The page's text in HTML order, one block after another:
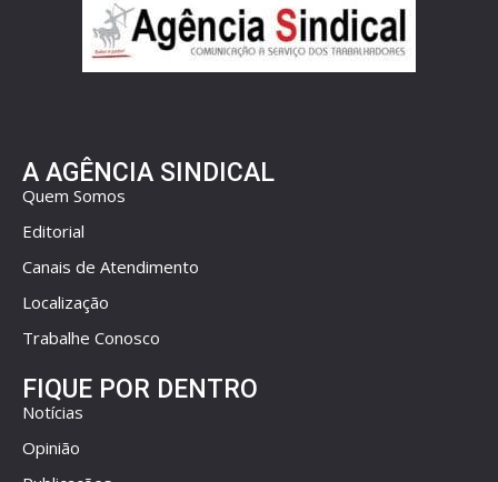
A AGÊNCIA SINDICAL
Quem Somos
Editorial
Canais de Atendimento
Localização
Trabalhe Conosco
FIQUE POR DENTRO
Notícias
Opinião